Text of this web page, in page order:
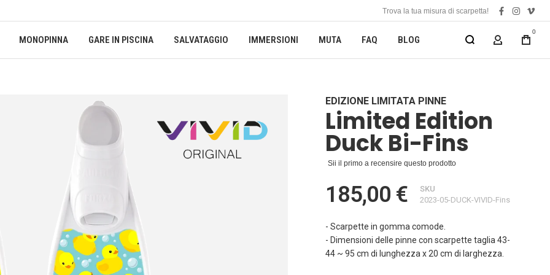
Trova la tua misura di scarpetta!
facebook
MONOPINNA GARE IN PISCINA SALVATAGGIO IMMERSIONI MUTA FAQ BLOG MY
0
EDIZIONE LIMITATA PINNE
Limited Edition
Duck Bi-Fins
Sii il primo a recensire questo prodotto
185,00 €
SKU
2023-05-DUCK-VIVID-Fins
- Scarpette in gomma comode.
- Dimensioni delle pinne con scarpette taglia 43-
44 ~ 95 cm di lunghezza x 20 cm di larghezza.